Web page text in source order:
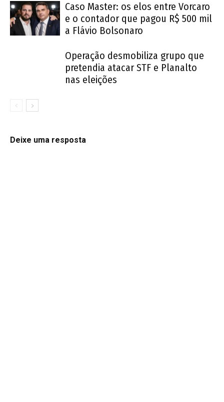
Caso Master: os elos entre Vorcaro
e o contador que pagou R$ 500 mil
a Flávio Bolsonaro
Operação desmobiliza grupo que
pretendia atacar STF e Planalto
nas eleições
Deixe uma resposta